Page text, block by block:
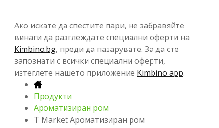
Ако искате да спестите пари, не забравяйте
винаги да разглеждате специални оферти на
Kimbino.bg, преди да пазарувате. За да сте
запознати с всички специални оферти,
изтеглете нашето приложение Kimbino app.
Продукти
Ароматизиран ром
T Market Ароматизиран ром